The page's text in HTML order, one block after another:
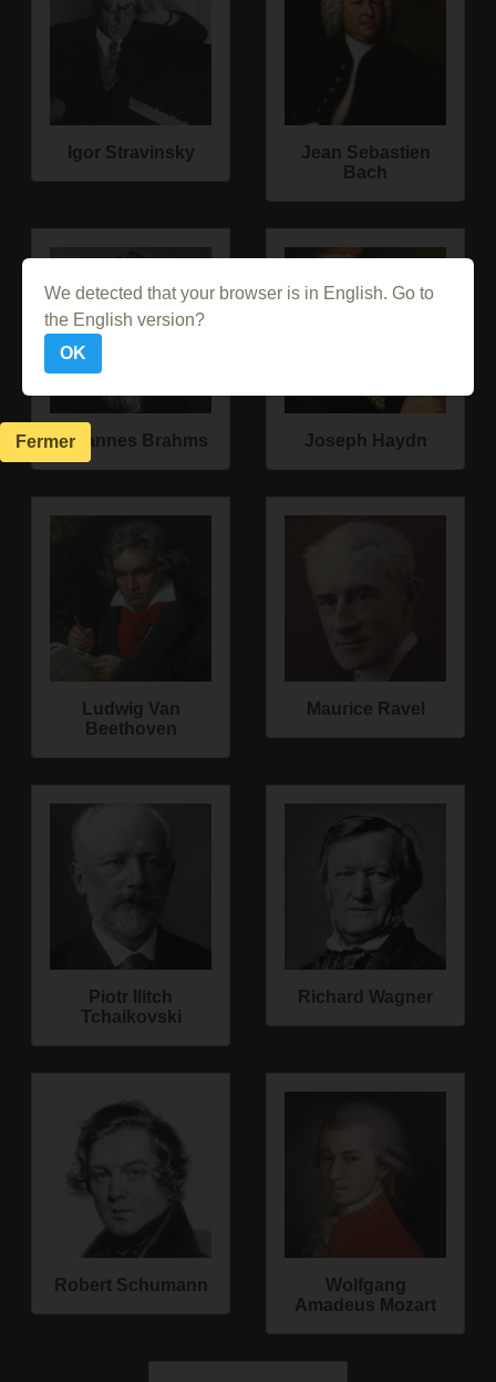
Igor Stravinsky
Jean Sebastien
Bach
Johannes Brahms Joseph Haydn
Ludwig Van
Beethoven
Maurice Ravel
Piotr Ilitch
Tchaikovski
Richard Wagner
Robert Schumann
Wolfgang
Amadeus Mozart
We detected that your browser is in English. Go to
the English version?
OK
Fermer